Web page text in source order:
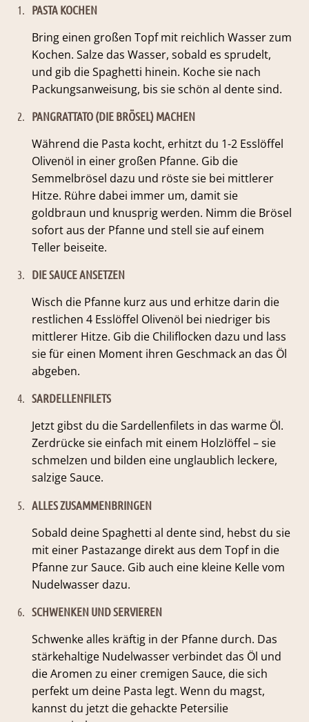
1. PASTA KOCHEN
Bring einen großen Topf mit reichlich Wasser zum
Kochen. Salze das Wasser, sobald es sprudelt,
und gib die Spaghetti hinein. Koche sie nach
Packungsanweisung, bis sie schön al dente sind.
2. PANGRATTATO (DIE BRÖSEL) MACHEN
Während die Pasta kocht, erhitzt du 1-2 Esslöffel
Olivenöl in einer großen Pfanne. Gib die
Semmelbrösel dazu und röste sie bei mittlerer
Hitze. Rühre dabei immer um, damit sie
goldbraun und knusprig werden. Nimm die Brösel
sofort aus der Pfanne und stell sie auf einem
Teller beiseite.
3. DIE SAUCE ANSETZEN
Wisch die Pfanne kurz aus und erhitze darin die
restlichen 4 Esslöffel Olivenöl bei niedriger bis
mittlerer Hitze. Gib die Chiliflocken dazu und lass
sie für einen Moment ihren Geschmack an das Öl
abgeben.
4. SARDELLENFILETS
Jetzt gibst du die Sardellenfilets in das warme Öl.
Zerdrücke sie einfach mit einem Holzlöffel – sie
schmelzen und bilden eine unglaublich leckere,
salzige Sauce.
5. ALLES ZUSAMMENBRINGEN
Sobald deine Spaghetti al dente sind, hebst du sie
mit einer Pastazange direkt aus dem Topf in die
Pfanne zur Sauce. Gib auch eine kleine Kelle vom
Nudelwasser dazu.
6. SCHWENKEN UND SERVIEREN
Schwenke alles kräftig in der Pfanne durch. Das
stärkehaltige Nudelwasser verbindet das Öl und
die Aromen zu einer cremigen Sauce, die sich
perfekt um deine Pasta legt. Wenn du magst,
kannst du jetzt die gehackte Petersilie